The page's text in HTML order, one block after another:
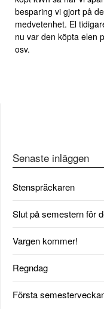
besparing vi gjort på
medvetenhet. El
nu var den köpta elen
osv.
Senaste inläggen
Stenspräckaren
Slut på semestern för
Vargen kommer!
Regndag
Första